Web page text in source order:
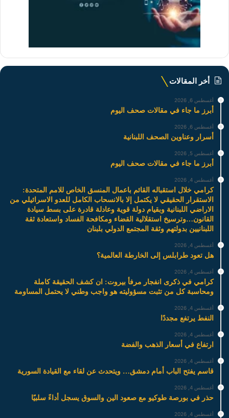
أخر المقالات
أغسطس 6, 2026
أبرز ما جاء في مقالات صحف اليوم
أغسطس 6, 2026
أسرار وعناوين الصحف اللبنانية
أغسطس 5, 2026
أبرز ما جاء في مقالات صحف اليوم
أغسطس 4, 2026
كرامي خلال استقباله القائم باعمال المنسق الخاص للامم المتحدة:
الاستقرار الحقيقي لا يكتمل إلا بالانسحاب الكامل للعدو الاسرائيلي من
الاراضي اللبنانية وبقيام دولة قوية وعادلة قادرة على بسط سيادة
القانون…وترسيخ استقلالية القضاء ومكافحة الفساد واستعادة ثقة
اللبنانيين بدولتهم وثقة المجتمع الدولي بلبنان
أغسطس 4, 2026
هل تعود طرابلس إلى الخارطة العالمية؟
أغسطس 4, 2026
كرامي في ذكرى انفجار مرفأ بيروت: ان كشف الحقيقة كاملة
ومحاسبة كل من تثبت مسؤوليته هو واجب وطني لا يحتمل المساومة
أغسطس 4, 2026
النفط يرتفع مجددًا
أغسطس 4, 2026
ارتفاع في أسعار الذهب والفضة
أغسطس 4, 2026
قاسم يفتح الباب أمام دمشق… ويتحدث عن لقاء مع القيادة السورية
أغسطس 4, 2026
حذر في بورصة طوكيو مع صعود الين والسوق يسجل أداءً سلبيًا
أغسطس 4, 2026